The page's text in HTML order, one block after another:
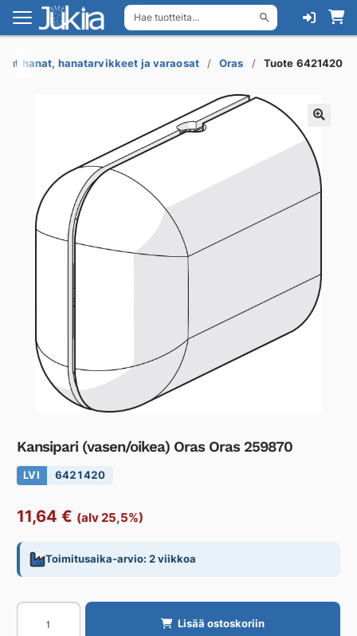
Hae tuotteita...
Siirry
navigointiin
Siirry
sisältöön
hanat, hanatarvikkeet ja varaosat Oras Tuote 6421420
Kansipari (vasen/oikea) Oras Oras 259870
LVI 6421420
11,64 € (alv 25,5%)
Toimitusaika-arvio: 2 viikkoa
Kansipari
(vasen/oikea)
Lisää ostoskoriin